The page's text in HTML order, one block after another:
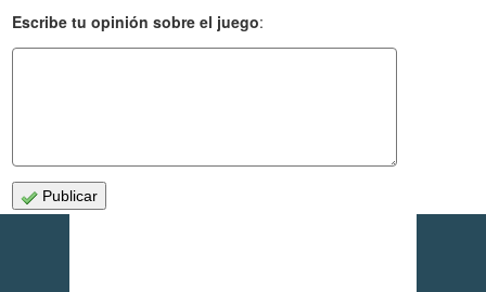
Escribe tu opinión sobre el juego:
Publicar